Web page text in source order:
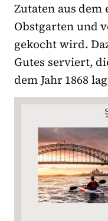
Zutaten aus dem
Obstgarten und
gekocht wird.
Gutes serviert,
dem Jahr 1868